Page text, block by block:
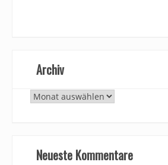
Archiv
Archiv
Neueste Kommentare